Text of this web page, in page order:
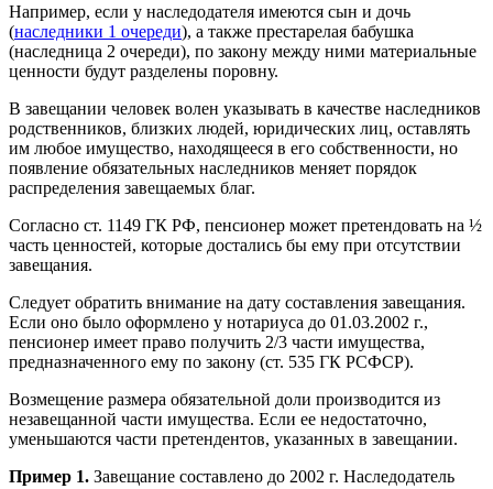
Например, если у наследодателя имеются сын и дочь
(наследники 1 очереди), а также престарелая бабушка
(наследница 2 очереди), по закону между ними материальные
ценности будут разделены поровну.
В завещании человек волен указывать в качестве наследников
родственников, близких людей, юридических лиц, оставлять
им любое имущество, находящееся в его собственности, но
появление обязательных наследников меняет порядок
распределения завещаемых благ.
Согласно ст. 1149 ГК РФ, пенсионер может претендовать на ½
часть ценностей, которые достались бы ему при отсутствии
завещания.
Следует обратить внимание на дату составления завещания.
Если оно было оформлено у нотариуса до 01.03.2002 г.,
пенсионер имеет право получить 2/3 части имущества,
предназначенного ему по закону (ст. 535 ГК РСФСР).
Возмещение размера обязательной доли производится из
незавещанной части имущества. Если ее недостаточно,
уменьшаются части претендентов, указанных в завещании.
Пример 1. Завещание составлено до 2002 г. Наследодатель